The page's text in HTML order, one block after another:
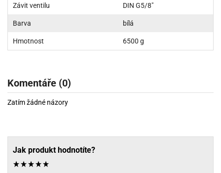
Závit ventilu DIN G5/8"
Barva bílá
Hmotnost 6500 g
Komentáře (0)
Zatím žádné názory
Jak produkt hodnotíte?